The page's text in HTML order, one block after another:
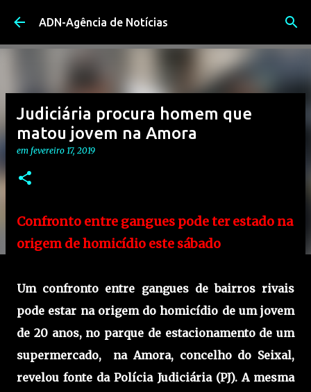
Avançar para o conteúdo principal
ADN-Agência de Notícias
Judiciária procura homem que
matou jovem na Amora
em fevereiro 17, 2019
Confronto entre gangues pode ter estado na
origem de homicídio este sábado
Um confronto entre gangues de bairros rivais
pode estar na origem do homicídio de um jovem
de 20 anos, no parque de estacionamento de um
supermercado, na Amora, concelho do Seixal,
revelou fonte da Polícia Judiciária (PJ). A mesma